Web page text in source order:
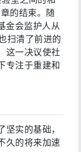
的结束。随
金会监护人从
扫清了前进的
这一决议使社
专注于重建和
实的基础，
久的将来加速